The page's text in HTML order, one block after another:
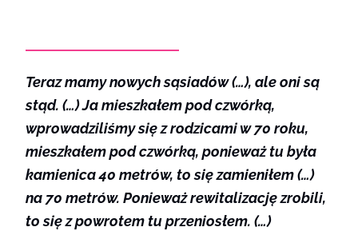
Teraz mamy nowych sąsiadów (…), ale oni są
stąd. (…) Ja mieszkałem pod czwórką,
wprowadziliśmy się z rodzicami w 70 roku,
mieszkałem pod czwórką, ponieważ tu była
kamienica 40 metrów, to się zamieniłem (…)
na 70 metrów. Ponieważ rewitalizację zrobili,
to się z powrotem tu przeniosłem. (…)